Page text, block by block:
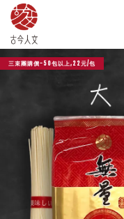
三束團購價-50包以上,22元/包